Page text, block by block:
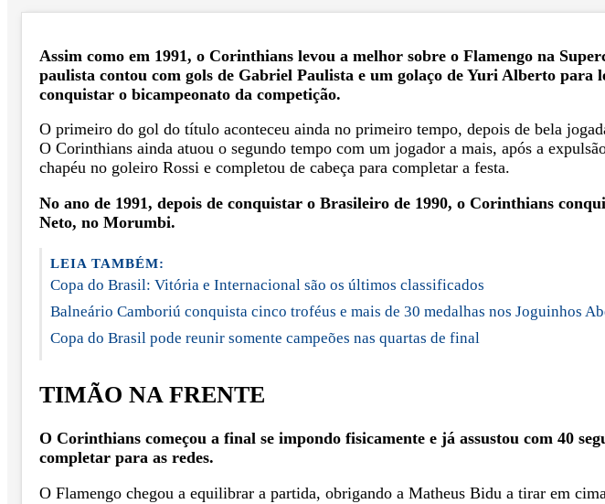
Assim como em 1991, o Corinthians levou a melhor sobre o Flamengo na
paulista contou com gols de Gabriel Paulista e um golaço de Yuri Alberto
conquistar o bicampeonato da competição.
O primeiro do gol do título aconteceu ainda no primeiro tempo, depois de bela
O Corinthians ainda atuou o segundo tempo com um jogador a mais, após a
chapéu no goleiro Rossi e completou de cabeça para completar a festa.
No ano de 1991, depois de conquistar o Brasileiro de 1990, o Corinthians
Neto, no Morumbi.
LEIA TAMBÉM:
Copa do Brasil: Vitória e Internacional são os últimos classificados
Balneário Camboriú conquista cinco troféus e mais de 30 medalhas nos Joguinhos
Copa do Brasil pode reunir somente campeões nas quartas de final
TIMÃO NA FRENTE
O Corinthians começou a final se impondo fisicamente e já assustou com 40
completar para as redes.
O Flamengo chegou a equilibrar a partida, obrigando a Matheus Bidu a tirar em